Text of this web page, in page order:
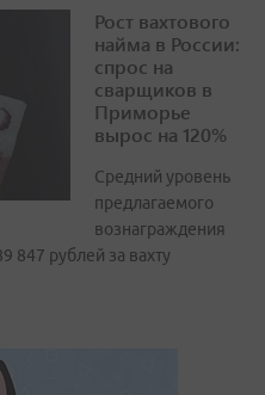
Рост вахтового
найма в России:
спрос на
сварщиков в
Приморье
вырос на 120%
Средний уровень
предлагаемого
вознаграждения
847 рублей за вахту